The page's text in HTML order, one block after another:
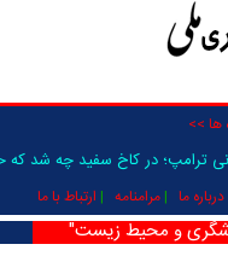
ها >>
ترامپ؛ در کاخ سفید چه شد که
درباره ما مرامنامه ارتباط با ما
و محیط زیست"